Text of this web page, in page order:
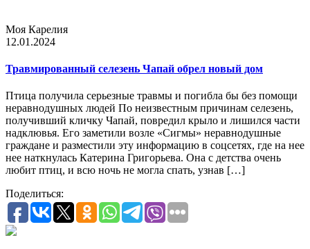
Моя Карелия
12.01.2024
Травмированный селезень Чапай обрел новый дом
Птица получила серьезные травмы и погибла бы без помощи
неравнодушных людей По неизвестным причинам селезень,
получивший кличку Чапай, повредил крыло и лишился части
надклювья. Его заметили возле «Сигмы» неравнодушные
граждане и разместили эту информацию в соцсетях, где на нее
нее наткнулась Катерина Григорьева. Она с детства очень
любит птиц, и всю ночь не могла спать, узнав […]
Поделиться: